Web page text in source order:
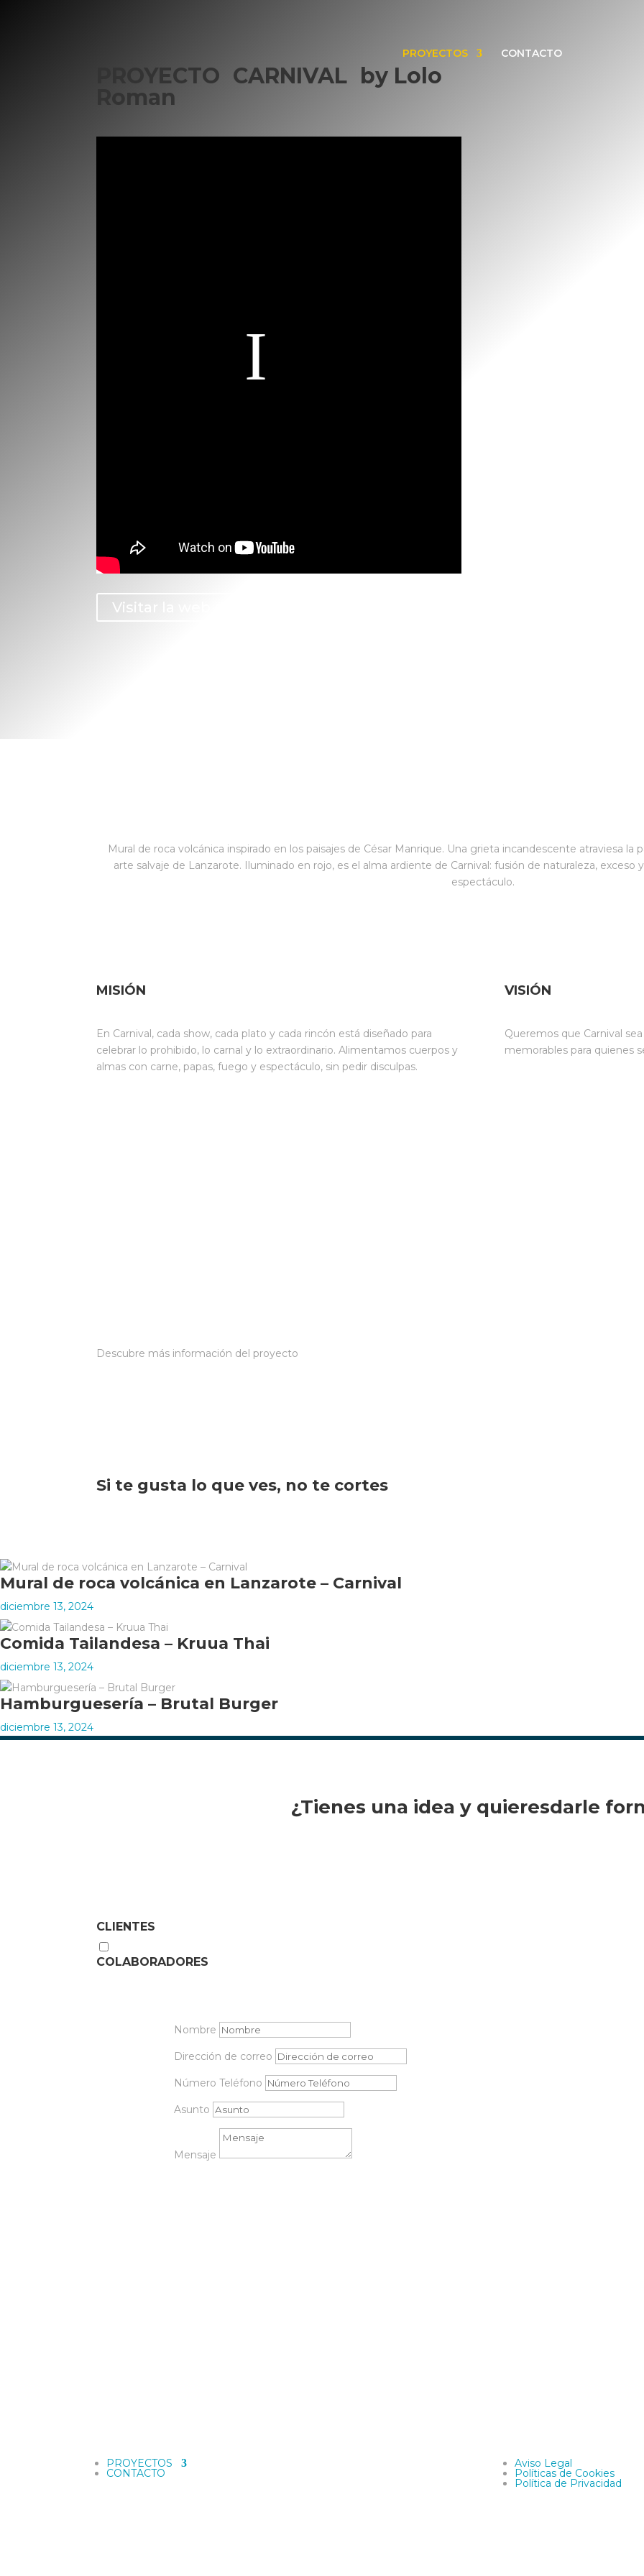
PROYECTOS CONTACTO
PROYECTO CARNIVAL by Lolo
Roman
Visitar la web de lolo roman
Mural de roca volcánica inspirado en los paisajes de César Manrique. Una grieta incandescente atraviesa la
arte salvaje de Lanzarote. Iluminado en rojo, es el alma ardiente de Carnival: fusión de naturaleza,
espectáculo.
MISIÓN
En Carnival, cada show, cada plato y cada rincón está diseñado para
celebrar lo prohibido, lo carnal y lo extraordinario. Alimentamos cuerpos y
almas con carne, papas, fuego y espectáculo, sin pedir disculpas.
VISIÓN
Queremos que Carnival
memorables para quienes
Descubre más información del proyecto
Si te gusta lo que ves, no te cortes
Mural de roca volcánica en Lanzarote – Carnival
diciembre 13, 2024
Comida Tailandesa – Kruua Thai
diciembre 13, 2024
Hamburguesería – Brutal Burger
diciembre 13, 2024
¿Tienes una idea y quieresdarle
CLIENTES
COLABORADORES
Nombre
Dirección de correo
Número Teléfono
Asunto
Mensaje
PROYECTOS
CONTACTO
Aviso Legal
Políticas de Cookies
Política de Privacidad